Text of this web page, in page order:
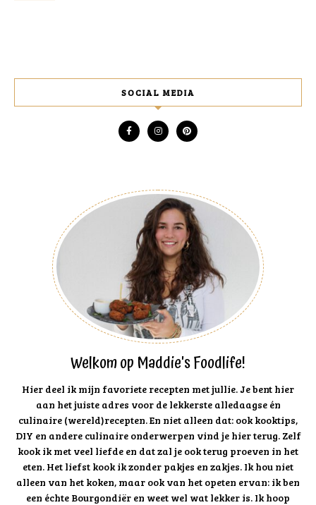
SOCIAL MEDIA
Welkom op Maddie's Foodlife!
Hier deel ik mijn favoriete recepten met jullie. Je bent hier
aan het juiste adres voor de lekkerste alledaagse én
culinaire (wereld)recepten. En niet alleen dat: ook kooktips,
DIY en andere culinaire onderwerpen vind je hier terug. Zelf
kook ik met veel liefde en dat zal je ook terug proeven in het
eten. Het liefst kook ik zonder pakjes en zakjes. Ik hou niet
alleen van het koken, maar ook van het opeten ervan: ik ben
een échte Bourgondiër en weet wel wat lekker is. Ik hoop